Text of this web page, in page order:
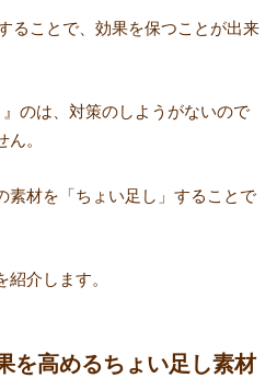
ることで、効果を保つことが出来
のは、対策のしようがないので
。
素材を「ちょい足し」することで
介します。
を高めるちょい足し素材